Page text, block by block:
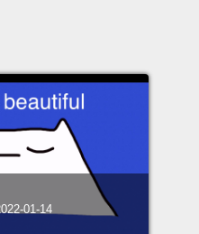
一訪的景點。去年
。一座新的機場航
這座城市。
market
best Christmas
01-14